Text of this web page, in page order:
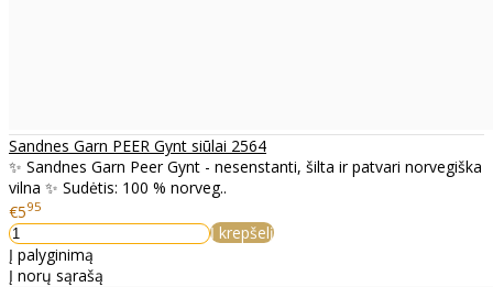
Sandnes Garn PEER Gynt siūlai 2564
✨ Sandnes Garn Peer Gynt - nesenstanti, šilta ir patvari norvegiška
vilna ✨ Sudėtis: 100 % norveg..
€595
Į krepšelį
Į palyginimą
Į norų sąrašą